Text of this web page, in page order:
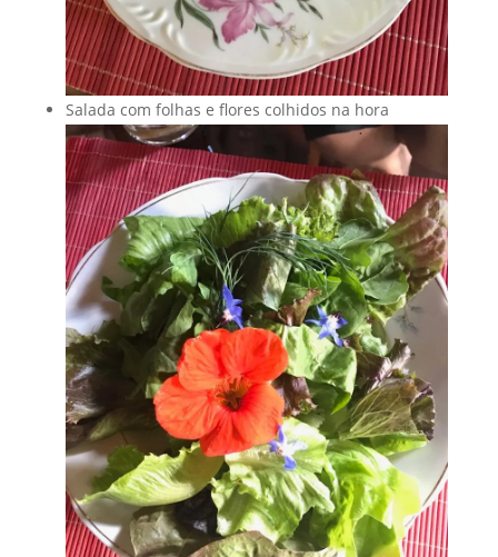
Prato principal com pão Chapati